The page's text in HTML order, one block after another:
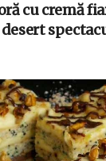
cu cremă